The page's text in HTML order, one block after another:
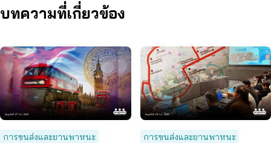
บทความที่เกี่ยวข้อง
การขนส่งและยานพาหนะ การขนส่งและยานพาหนะ